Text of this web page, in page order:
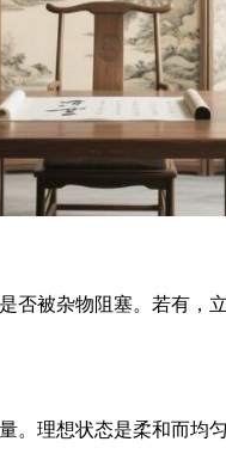
被杂物阻塞。若有，
理想状态是柔和而